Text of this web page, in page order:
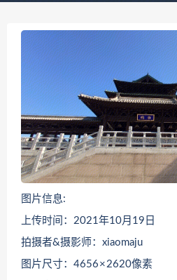
图片信息:
上传时间：2021年10月19日
拍摄者&摄影师：xiaomaju
图片尺寸：4656 × 2620像素